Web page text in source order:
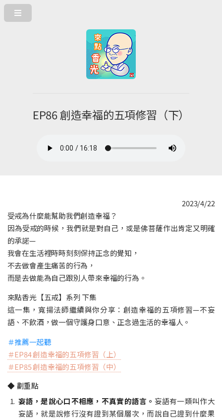
EP86 創造幸福的五項修習（下）
2023/4/22
受戒為什麼能幫助我們創造幸福？
因為受戒的時候，我們就是對自己，或是佛菩薩作出肯定又明確
的承諾—
我會在生活裡時時刻刻保持正念的覺知，
不去做會產生痛苦的行為，
而是去做能為自己跟別人帶來幸福的行為。
來點香光【五戒】系列 下集
這一集，寬揚法師繼續與你分享：創造幸福的五項修習—不妄
語、不飲酒，做一個守護身口意、正念過生活的幸福人。
＃推薦一起聽
＃EP84 創造幸福的五項修習（上）
＃EP85 創造幸福的五項修習（中）
◆ 劃重點
妄語，是說心口不相應，不真實的語言。 妄語有一類叫作大
妄語，就是說修行沒有證到某個層次，而說自己證到什麼果